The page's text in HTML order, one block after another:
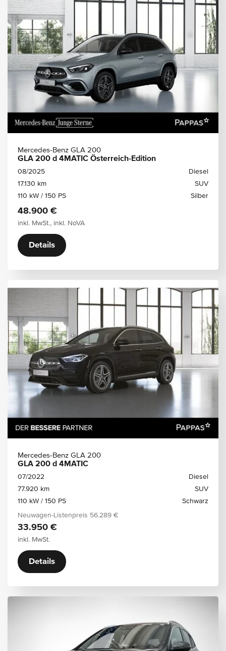
Mercedes-Benz GLA 200
GLA 200 d 4MATIC Österreich-Edition
08/2025
Diesel
17.130 km
SUV
110 kW / 150 PS
Silber
48.900 €
inkl. MwSt., inkl. NoVA
Details
Mercedes-Benz GLA 200
GLA 200 d 4MATIC
07/2022
Diesel
77.920 km
SUV
110 kW / 150 PS
Schwarz
Neuwagen-Listenpreis 56.289 €
33.950 €
inkl. MwSt.
Details